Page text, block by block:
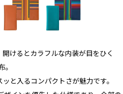
けるとカラフルな内装が目をひく
と入るコンパクトさが魅力です。